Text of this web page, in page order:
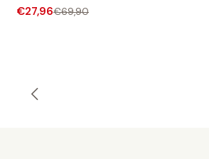
€27,96€69,90